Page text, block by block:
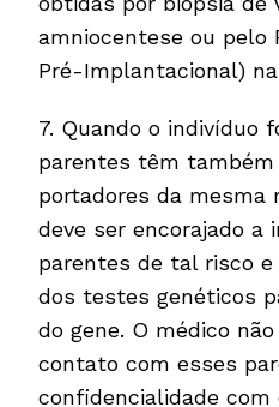
amniocentese ou pelo
Pré-Implantacional)
7. Quando o indivíduo
parentes têm também
portadores da mesma
deve ser encorajado a
parentes de tal risco
dos testes genéticos
do gene. O médico
contato com esses
confidencialidade com